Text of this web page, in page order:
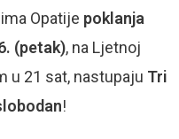
Opatije poklanja
(petak), na Ljetnoj
u 21 sat, nastupaju Tri
!